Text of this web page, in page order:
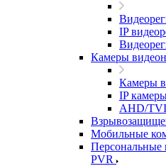
IP
Камеры
Камеры
IP
AHD/
Мобильные
Персональные
PVR